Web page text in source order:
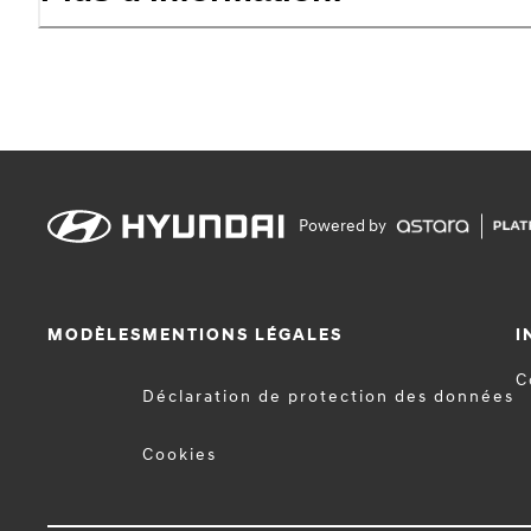
Powered by
MODÈLESMENTIONS LÉGALES
Déclaration de protection des données
Cookies